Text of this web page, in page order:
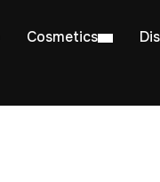
Cosmetics